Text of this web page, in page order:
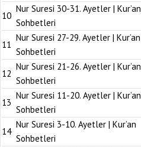
10
Nur Suresi 30-31. Ayetler | Kur’an
Sohbetleri
11
Nur Suresi 27-29. Ayetler | Kur’an
Sohbetleri
12
Nur Suresi 21-26. Ayetler | Kur’an
Sohbetleri
13
Nur Suresi 11-20. Ayetler | Kur’an
Sohbetleri
14
Nur Suresi 3-10. Ayetler | Kur’an
Sohbetleri